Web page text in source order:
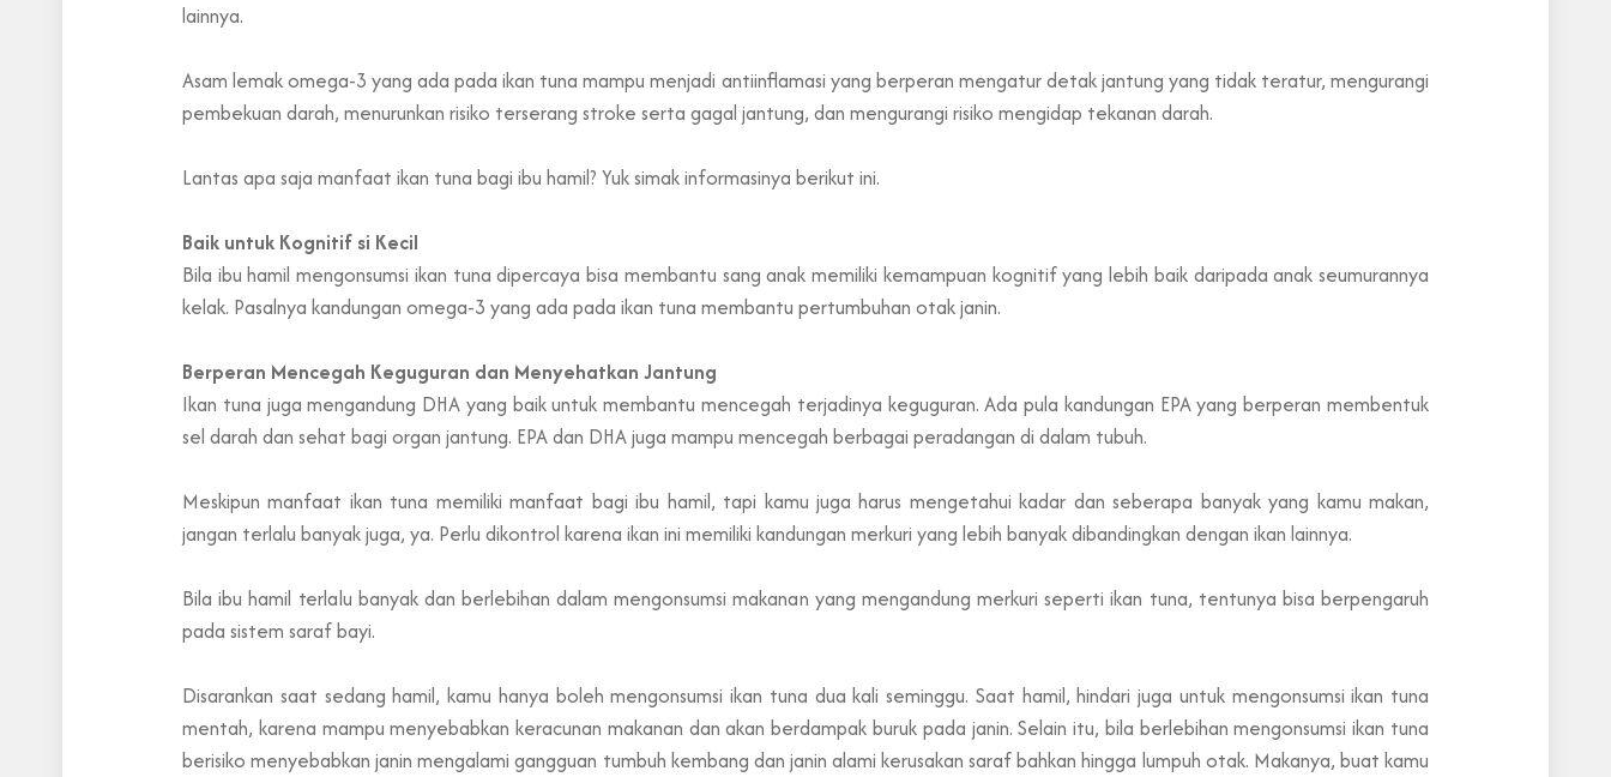
lainnya.
Asam lemak omega-3 yang ada pada ikan tuna mampu menjadi antiinflamasi yang berperan mengatur detak jantung yang tidak teratur, mengurangi
pembekuan darah, menurunkan risiko terserang stroke serta gagal jantung, dan mengurangi risiko mengidap tekanan darah.
Lantas apa saja manfaat ikan tuna bagi ibu hamil? Yuk simak informasinya berikut ini.
Baik untuk Kognitif si Kecil
Bila ibu hamil mengonsumsi ikan tuna dipercaya bisa membantu sang anak memiliki kemampuan kognitif yang lebih baik daripada anak seumurannya
kelak. Pasalnya kandungan omega-3 yang ada pada ikan tuna membantu pertumbuhan otak janin.
Berperan Mencegah Keguguran dan Menyehatkan Jantung
Ikan tuna juga mengandung DHA yang baik untuk membantu mencegah terjadinya keguguran. Ada pula kandungan EPA yang berperan membentuk
sel darah dan sehat bagi organ jantung. EPA dan DHA juga mampu mencegah berbagai peradangan di dalam tubuh.
Meskipun manfaat ikan tuna memiliki manfaat bagi ibu hamil, tapi kamu juga harus mengetahui kadar dan seberapa banyak yang kamu makan,
jangan terlalu banyak juga, ya. Perlu dikontrol karena ikan ini memiliki kandungan merkuri yang lebih banyak dibandingkan dengan ikan lainnya.
Bila ibu hamil terlalu banyak dan berlebihan dalam mengonsumsi makanan yang mengandung merkuri seperti ikan tuna, tentunya bisa berpengaruh
pada sistem saraf bayi.
Disarankan saat sedang hamil, kamu hanya boleh mengonsumsi ikan tuna dua kali seminggu. Saat hamil, hindari juga untuk mengonsumsi ikan tuna
mentah, karena mampu menyebabkan keracunan makanan dan akan berdampak buruk pada janin. Selain itu, bila berlebihan mengonsumsi ikan tuna
berisiko menyebabkan janin mengalami gangguan tumbuh kembang dan janin alami kerusakan saraf bahkan hingga lumpuh otak. Makanya, buat kamu